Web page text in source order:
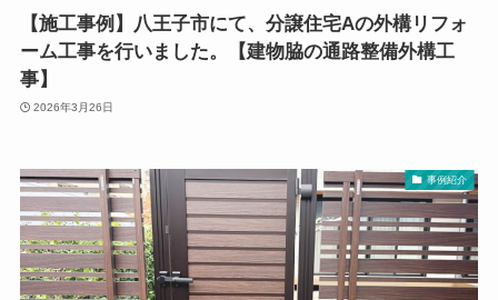
【施工事例】八王子市にて、分譲住宅Aの外構リフォ
ーム工事を行いました。【建物脇の通路整備外構工
事】
2026年3月26日
事例紹介